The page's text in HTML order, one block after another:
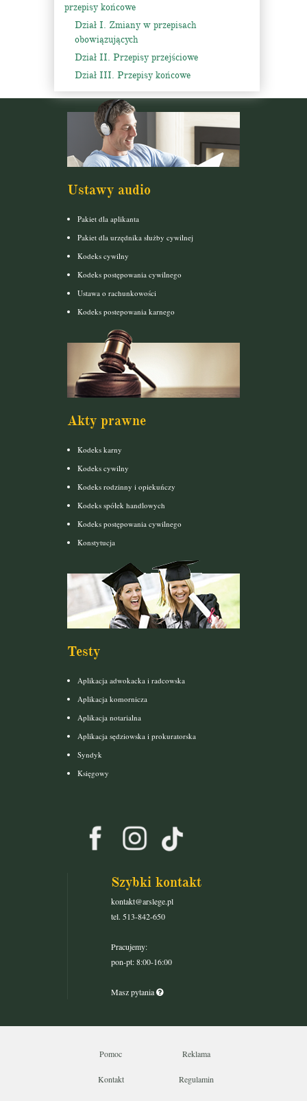
przepisy końcowe
Dział I. Zmiany w przepisach
obowiązujących
Dział II. Przepisy przejściowe
Dział III. Przepisy końcowe
Ustawy audio
Pakiet dla aplikanta
Pakiet dla urzędnika służby cywilnej
Kodeks cywilny
Kodeks postępowania cywilnego
Ustawa o rachunkowości
Kodeks postepowania karnego
Akty prawne
Kodeks karny
Kodeks cywilny
Kodeks rodzinny i opiekuńczy
Kodeks spółek handlowych
Kodeks postępowania cywilnego
Konstytucja
Testy
Aplikacja adwokacka i radcowska
Aplikacja komornicza
Aplikacja notarialna
Aplikacja sędziowska i prokuratorska
Syndyk
Księgowy
Szybki kontakt
kontakt@arslege.pl
tel. 513-842-650
Pracujemy:
pon-pt: 8:00-16:00
Masz pytania
Pomoc Reklama
Kontakt Regulamin